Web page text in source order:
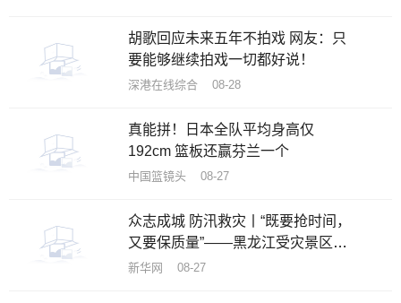
胡歌回应未来五年不拍戏 网友：只
要能够继续拍戏一切都好说！
深港在线综合 08-28
真能拼！日本全队平均身高仅
192cm 篮板还赢芬兰一个
中国篮镜头 08-27
众志成城 防汛救灾丨“既要抢时间，
又要保质量”——黑龙江受灾景区加
速恢复重建
新华网 08-27